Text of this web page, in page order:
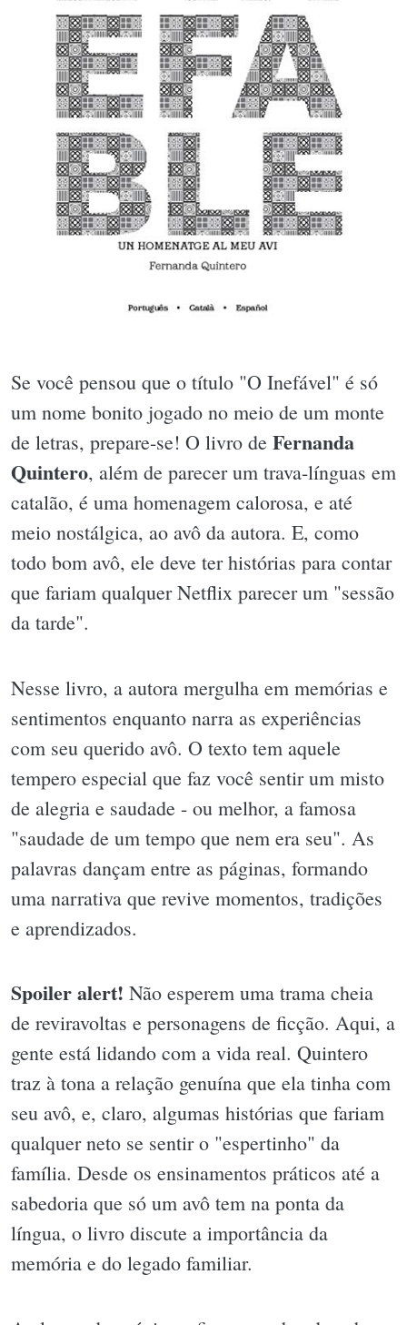
Se você pensou que o título "O Inefável" é só
um nome bonito jogado no meio de um monte
de letras, prepare-se! O livro de Fernanda
Quintero, além de parecer um trava-línguas em
catalão, é uma homenagem calorosa, e até
meio nostálgica, ao avô da autora. E, como
todo bom avô, ele deve ter histórias para contar
que fariam qualquer Netflix parecer um "sessão
da tarde".
Nesse livro, a autora mergulha em memórias e
sentimentos enquanto narra as experiências
com seu querido avô. O texto tem aquele
tempero especial que faz você sentir um misto
de alegria e saudade - ou melhor, a famosa
"saudade de um tempo que nem era seu". As
palavras dançam entre as páginas, formando
uma narrativa que revive momentos, tradições
e aprendizados.
Spoiler alert! Não esperem uma trama cheia
de reviravoltas e personagens de ficção. Aqui, a
gente está lidando com a vida real. Quintero
traz à tona a relação genuína que ela tinha com
seu avô, e, claro, algumas histórias que fariam
qualquer neto se sentir o "espertinho" da
família. Desde os ensinamentos práticos até a
sabedoria que só um avô tem na ponta da
língua, o livro discute a importância da
memória e do legado familiar.